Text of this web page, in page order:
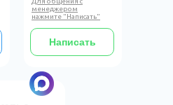
менеджером
нажмите "Написать"
Написать